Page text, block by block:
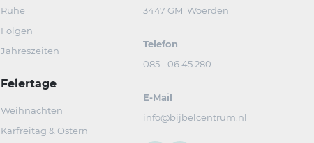
Ruhe
Folgen
Jahreszeiten
Feiertage
Weihnachten
Karfreitag & Ostern
3447 GM Woerden
Telefon
085 - 06 45 280
E-Mail
info@bijbelcentrum.nl